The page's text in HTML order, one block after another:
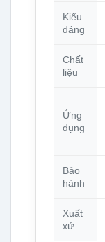
Kiểu
dáng
Chất
liệu
Ứng
dụng
Bảo
hành
Xuất
xứ